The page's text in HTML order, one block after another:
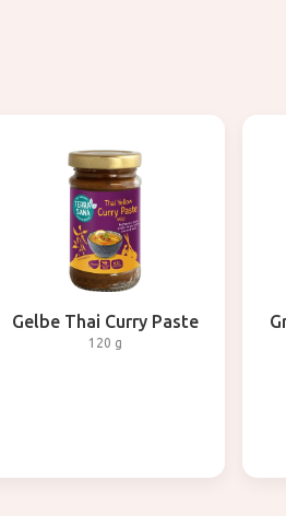
Gelbe Thai Curry Paste
120 g